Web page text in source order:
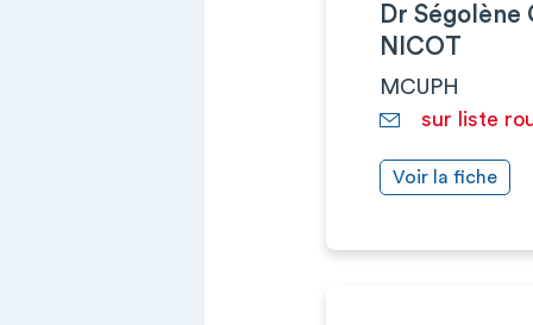
Dr Ségolène
NICOT
MCUPH
sur liste
Voir la fiche